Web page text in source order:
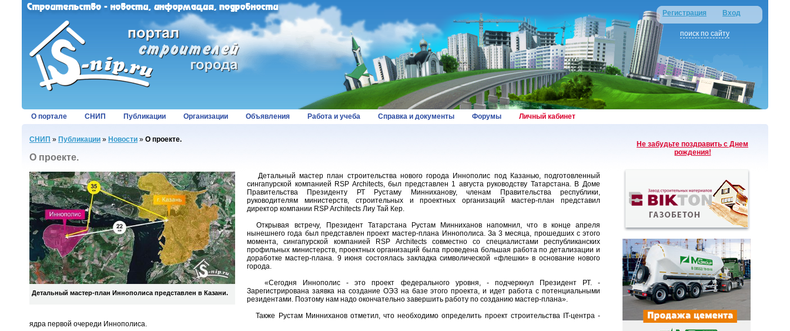
Регистрация Вход
поиск по сайту
О портале СНИП Публикации Организации Объявления Работа и учеба Справка и документы Форумы Личный кабинет
СНИП » Публикации » Новости » О проекте.
О проекте.
Детальный мастер-план Иннополиса представлен в Казани.
Детальный мастер план строительства нового города Иннополис под Казанью, подготовленный
сингапурской компанией RSP Architects, был представлен 1 августа руководству Татарстана. В Доме
Правительства Президенту РТ Рустаму Минниханову, членам Правительства республики,
руководителям министерств, строительных и проектных организаций мастер-план представил
директор компании RSP Architects Лиу Тай Кер.
Открывая встречу, Президент Татарстана Рустам Минниханов напомнил, что в конце апреля
нынешнего года был представлен проект мастер-плана Иннополиса. За 3 месяца, прошедших с этого
момента, сингапурской компанией RSP Architects совместно со специалистами республиканских
профильных министерств, проектных организаций была проведена большая работа по детализации и
доработке мастер-плана. 9 июня состоялась закладка символической «флешки» в основание нового
города.
«Сегодня Иннополис - это проект федерального уровня, - подчеркнул Президент РТ. -
Зарегистрирована заявка на создание ОЭЗ на базе этого проекта, и идет работа с потенциальными
резидентами. Поэтому нам надо окончательно завершить работу по созданию мастер-плана».
Также Рустам Минниханов отметил, что необходимо определить проект строительства IT-центра -
ядра первой очереди Иннополиса.
Не забудьте поздравить с Днем
рождения!